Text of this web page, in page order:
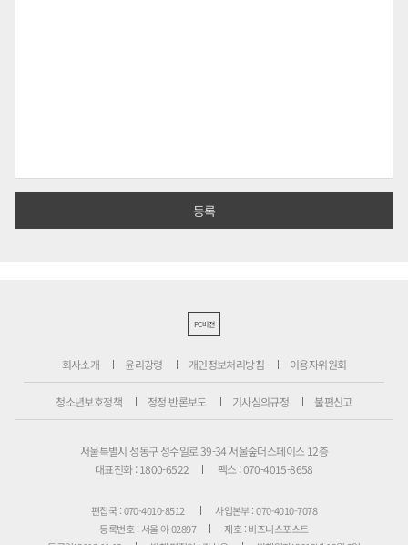
PC버전
회사소개 윤리강령 개인정보처리방침 이용자위원회
청소년보호정책 정정·반론보도 기사심의규정 불편신고
서울특별시 성동구 성수일로 39-34 서울숲더스페이스 12층
대표전화 : 1800-6522
팩스 : 070-4015-8658
편집국 : 070-4010-8512
사업본부 : 070-4010-7078
등록번호 : 서울 아 02897
제호 : 비즈니스포스트